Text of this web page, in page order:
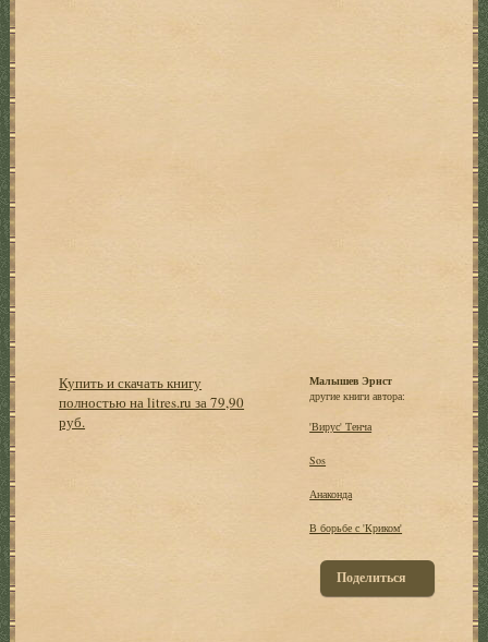
Купить и скачать книгу
полностью на litres.ru за 79,90
руб.
Малышев Эрнст
другие книги автора:
'Вирус' Тенча
Sos
Анаконда
В борьбе с 'Криком'
Поделиться